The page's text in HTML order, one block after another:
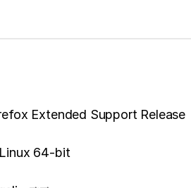
Extended Support Release
Linux 64-bit